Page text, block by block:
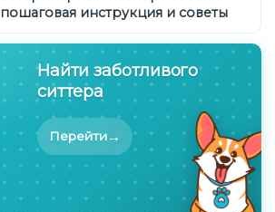
пошаговая инструкция и советы
Найти заботливого
ситтера
Перейти→